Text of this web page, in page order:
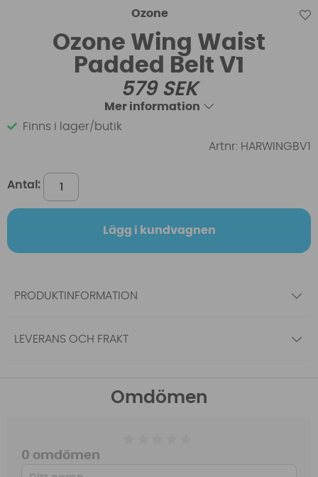
Ozone
Ozone Wing Waist
Padded Belt V1
579SEK
Mer information
Finns i lager/butik
Artnr: HARWINGBV1
Antal:
Lägg i kundvagnen
PRODUKTINFORMATION
LEVERANS OCH FRAKT
Omdömen
0 omdömen